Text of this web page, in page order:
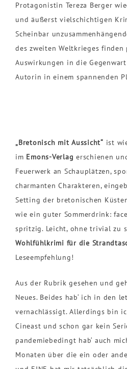
Protagonistin Tereza Berger
und äußerst vielschichtigen
Scheinbar
des zweiten Weltkrieges
Auswirkungen in die
Autorin in einem spannenden
„Bretonisch mit Aussicht“ ist
im Emons-Verlag erschienen
Feuerwerk an Schauplätzen,
charmanten Charakteren,
Setting der bretonischen
wie ein guter Sommerdrink:
spritzig. Leicht, ohne trivial zu
Wohlfühlkrimi für die
Leseempfehlung!
Aus der Rubrik gesehen und
Neues. Beides hab‘ ich in den
vernachlässigt. Allerdings bin
Cineast und schon gar kein
pandemiebedingt hab‘ auch
Monaten über die ein oder